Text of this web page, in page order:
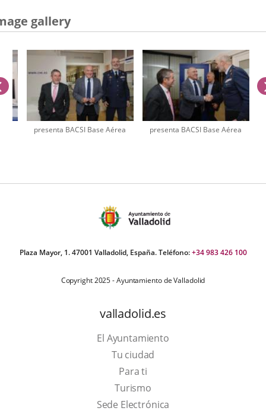
gallery
presenta BACSI Base Aérea presenta BACSI Base Aérea
previus
Plaza Mayor, 1. 47001 Valladolid, España. Teléfono:+34 983 426 100
Copyright 2025 - Ayuntamiento de Valladolid
valladolid.es
El Ayuntamiento
Tu ciudad
Para ti
TurismoThis
link
Sede Electrónica